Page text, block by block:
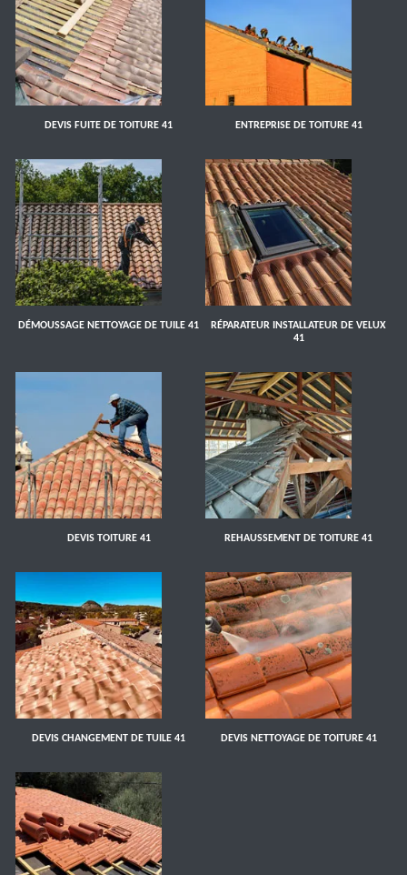
DEVIS FUITE DE TOITURE 41 ENTREPRISE DE TOITURE 41
DÉMOUSSAGE NETTOYAGE DE TUILE 41
RÉPARATEUR INSTALLATEUR DE VELUX
41
DEVIS TOITURE 41 REHAUSSEMENT DE TOITURE 41
DEVIS CHANGEMENT DE TUILE 41 DEVIS NETTOYAGE DE TOITURE 41